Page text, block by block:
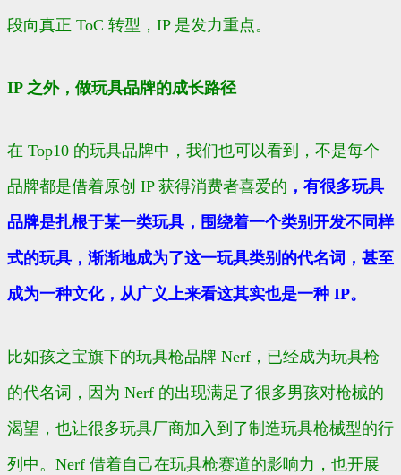
段向真正 ToC 转型，IP 是发力重点。
IP 之外，做玩具品牌的成长路径
在 Top10 的玩具品牌中，我们也可以看到，不是每个
品牌都是借着原创 IP 获得消费者喜爱的 ，有很多玩具
品牌是扎根于某一类玩具，围绕着一个类别开发不同样
式的玩具，渐渐地成为了这一玩具类别的代名词，甚至
成为一种文化，从广义上来看这其实也是一种 IP。
比如孩之宝旗下的玩具枪品牌 Nerf，已经成为玩具枪
的代名词，因为 Nerf 的出现满足了很多男孩对枪械的
渴望，也让很多玩具厂商加入到了制造玩具枪械型的行
列中。Nerf 借着自己在玩具枪赛道的影响力，也开展